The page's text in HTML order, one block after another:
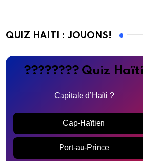
QUIZ HAÏTI : JOUONS!
???????? Quiz Haïti
Capitale d’Haïti ?
Cap-Haïtien
Port-au-Prince